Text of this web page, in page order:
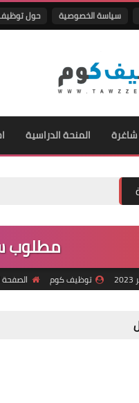
سياسة الخصوصية حول
المنحة الدراسية
مطلوب
توظيف كوم الصفحة